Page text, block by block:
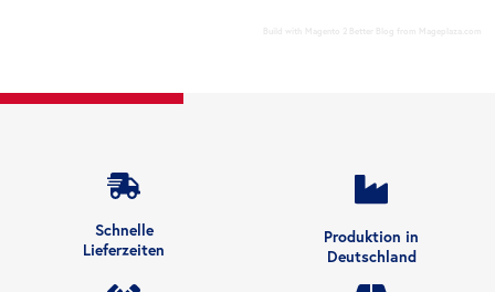
Schnelle
Lieferzeiten
Produktion in
Deutschland